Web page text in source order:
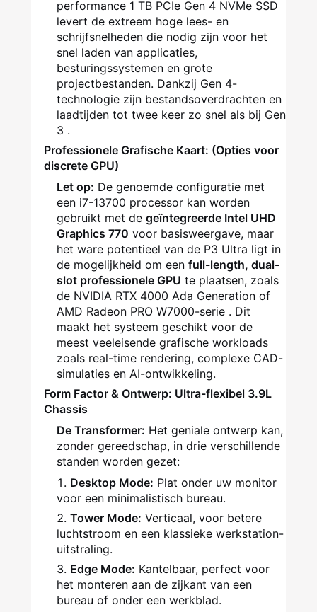
performance 1 TB PCIe Gen 4 NVMe SSD
levert de extreem hoge lees- en
schrijfsnelheden die nodig zijn voor het
snel laden van applicaties,
besturingssystemen en grote
projectbestanden. Dankzij Gen 4-
technologie zijn bestandsoverdrachten en
laadtijden tot twee keer zo snel als bij Gen
3 .
Professionele Grafische Kaart: (Opties voor
discrete GPU)
Let op: De genoemde configuratie met
een i7-13700 processor kan worden
gebruikt met de geïntegreerde Intel UHD
Graphics 770 voor basisweergave, maar
het ware potentieel van de P3 Ultra ligt in
de mogelijkheid om een full-length, dual-
slot professionele GPU te plaatsen, zoals
de NVIDIA RTX 4000 Ada Generation of
AMD Radeon PRO W7000-serie . Dit
maakt het systeem geschikt voor de
meest veeleisende grafische workloads
zoals real-time rendering, complexe CAD-
simulaties en AI-ontwikkeling.
Form Factor & Ontwerp: Ultra-flexibel 3.9L
Chassis
De Transformer: Het geniale ontwerp kan,
zonder gereedschap, in drie verschillende
standen worden gezet:
Desktop Mode: Plat onder uw monitor
voor een minimalistisch bureau.
Tower Mode: Verticaal, voor betere
luchtstroom en een klassieke werkstation-
uitstraling.
Edge Mode: Kantelbaar, perfect voor
het monteren aan de zijkant van een
bureau of onder een werkblad.